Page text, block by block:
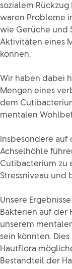
sozialem
waren Probleme
wie Gerüche und
Aktivitäten eines
können.
Wir haben dabei
Mengen eines
dem
mentalen
Insbesondere
Achselhöhle
Cutibacterium zu
Stressniveau und
Unsere
Bakterien auf der
unserem
sein könnten.
Hautflora
Bestandteil der